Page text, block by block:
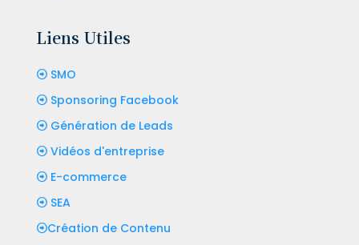
Liens Utiles
SMO
Sponsoring Facebook
Génération de Leads
Vidéos d'entreprise
E-commerce
SEA
Création de Contenu